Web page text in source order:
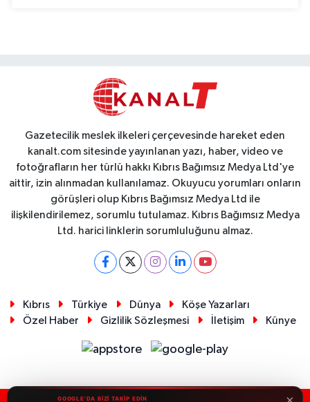
Gazetecilik meslek ilkeleri çerçevesinde hareket eden
kanalt.com sitesinde yayınlanan yazı, haber, video ve
fotoğrafların her türlü hakkı Kıbrıs Bağımsız Medya Ltd'ye
aittir, izin alınmadan kullanılamaz. Okuyucu yorumları onların
görüşleri olup Kıbrıs Bağımsız Medya Ltd ile
ilişkilendirilemez, sorumlu tutulamaz. Kıbrıs Bağımsız Medya
Ltd. harici linklerin sorumluluğunu almaz.
Kıbrıs Türkiye Dünya
Köşe Yazarları
Özel Haber
Gizlilik Sözleşmesi İletişim Künye
GOOGLE'DA BİZİ TAKİP EDİN